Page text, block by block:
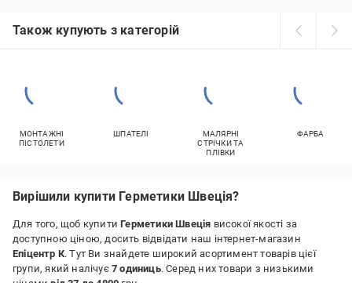
Також купують з категорій
МОНТАЖНІ
ПІСТОЛЕТИ
ШПАТЕЛІ
МАЛЯРНІ
СТРІЧКИ ТА
ПЛІВКИ
ФАРБА
Вирішили купити Герметики Швеція?
Для того, щоб купитиГерметики Швеція високої якості за
доступною ціною, досить відвідати наш інтернет-магазин
Епіцентр К. Тут Ви знайдете широкий асортимент товарів цієї
групи, який налічує 7 одиниць. Серед них товари з низькими